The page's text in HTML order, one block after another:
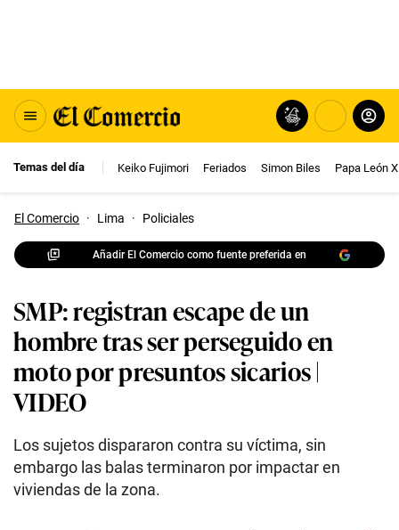
Temas del día Keiko Fujimori Feriados Simon Biles Papa León
El Comercio · Lima · Policiales
Añadir El Comercio como fuente preferida en
SMP: registran escape de un
hombre tras ser perseguido en
moto por presuntos sicarios |
VIDEO
Los sujetos dispararon contra su víctima, sin
embargo las balas terminaron por impactar en
viviendas de la zona.